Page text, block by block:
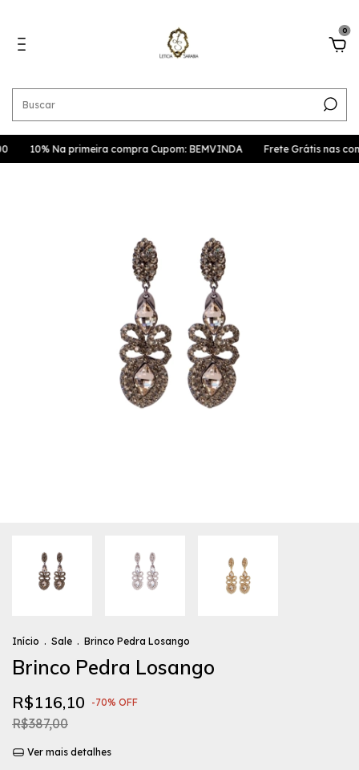
0
10% Na primeira compra Cupom: BEMVINDA Frete Grátis nas
Início . Sale . Brinco Pedra Losango
Brinco Pedra Losango
R$116,10 -70% OFF
R$387,00
Ver mais detalhes